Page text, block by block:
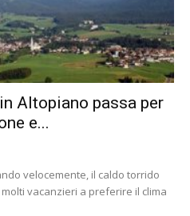
Altopiano passa per
e...
velocemente, il caldo torrido
vacanzieri a preferire il clima